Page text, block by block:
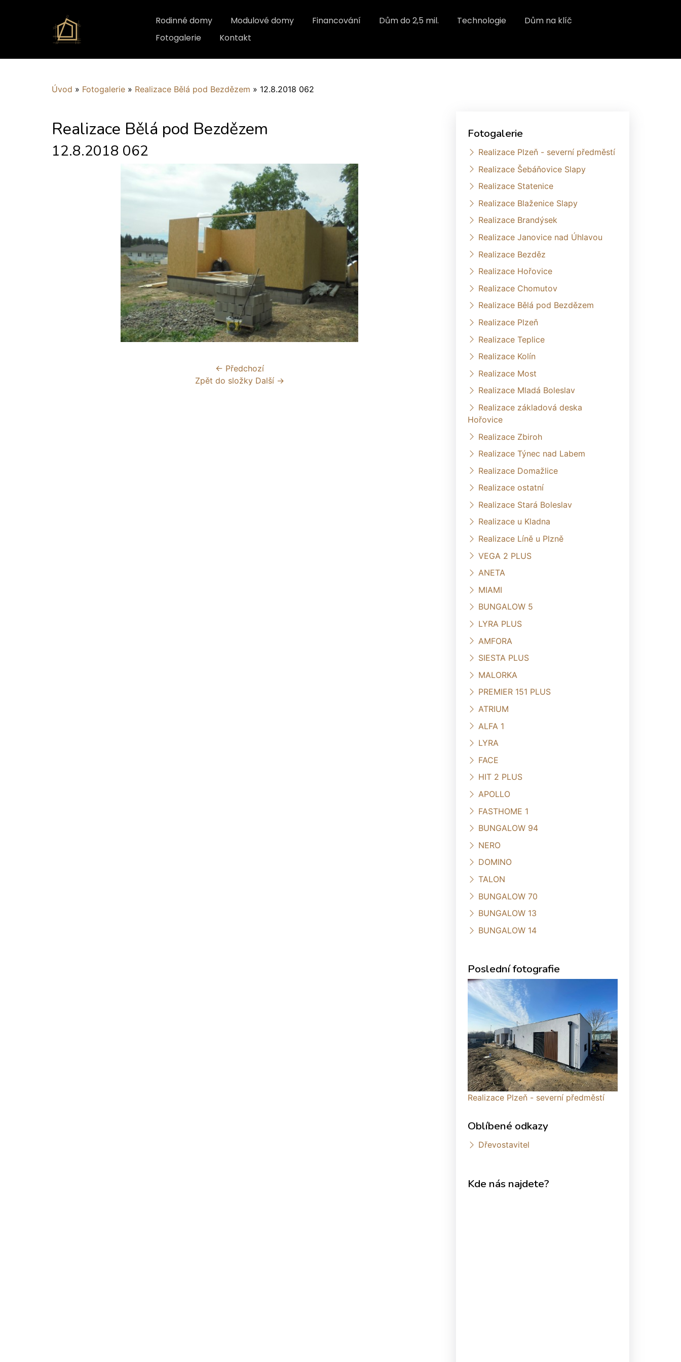
Rodinné domy Modulové domy Financování Dům do 2,5 mil. Technologie
Dům na klíč
Fotogalerie
Kontakt
Úvod » Fotogalerie » Realizace Bělá pod Bezdězem » 12.8.2018 062
Realizace Bělá pod Bezdězem
12.8.2018 062
← Předchozí
Zpět do složky Další →
Fotogalerie
Realizace Plzeň - severní předměstí
Realizace Šebáňovice Slapy
Realizace Statenice
Realizace Blaženice Slapy
Realizace Brandýsek
Realizace Janovice nad Úhlavou
Realizace Bezděz
Realizace Hořovice
Realizace Chomutov
Realizace Bělá pod Bezdězem
Realizace Plzeň
Realizace Teplice
Realizace Kolín
Realizace Most
Realizace Mladá Boleslav
Realizace základová deska
Hořovice
Realizace Zbiroh
Realizace Týnec nad Labem
Realizace Domažlice
Realizace ostatní
Realizace Stará Boleslav
Realizace u Kladna
Realizace Líně u Plzně
VEGA 2 PLUS
ANETA
MIAMI
BUNGALOW 5
LYRA PLUS
AMFORA
SIESTA PLUS
MALORKA
PREMIER 151 PLUS
ATRIUM
ALFA 1
LYRA
FACE
HIT 2 PLUS
APOLLO
FASTHOME 1
BUNGALOW 94
NERO
DOMINO
TALON
BUNGALOW 70
BUNGALOW 13
BUNGALOW 14
Poslední fotografie
Realizace Plzeň - severní předměstí
Oblíbené odkazy
Dřevostavitel
Kde nás najdete?